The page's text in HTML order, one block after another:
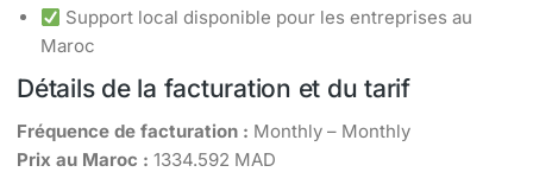
Support local disponible pour les entreprises au
Maroc
Détails de la facturation et du tarif
Fréquence de facturation : Monthly – Monthly
Prix au Maroc : 1334.592 MAD